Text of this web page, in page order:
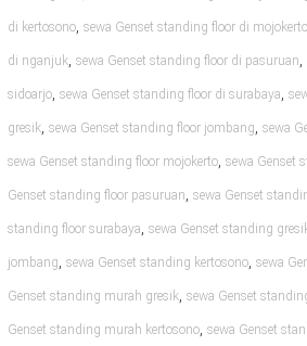
di kertosono, sewa Genset standing floor di mojokerto
di nganjuk, sewa Genset standing floor di pasuruan,
sidoarjo, sewa Genset standing floor di surabaya,
gresik, sewa Genset standing floor jombang, sewa
sewa Genset standing floor mojokerto, sewa Genset
Genset standing floor pasuruan, sewa Genset
standing floor surabaya, sewa Genset standing
jombang, sewa Genset standing kertosono, sewa
Genset standing murah gresik, sewa Genset
Genset standing murah kertosono, sewa Genset